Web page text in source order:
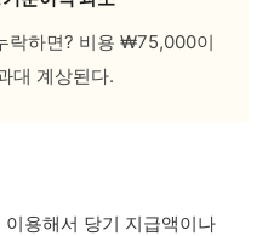
락하면? 비용 ₩75,000이
대 계상된다.
용해서 당기 지급액이나